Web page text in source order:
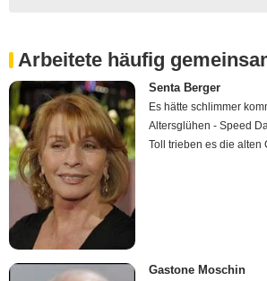
Arbeitete häufig
Senta Berger
Es hätte schlimmer
Altersglühen - Speed
Toll trieben es die alten
Gastone Moschin